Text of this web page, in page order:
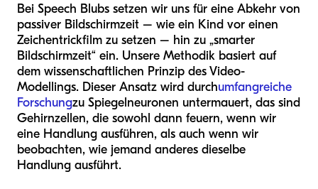
Bei Speech Blubs setzen wir uns für eine Abkehr von
passiver Bildschirmzeit – wie ein Kind vor einen
Zeichentrickfilm zu setzen – hin zu „smarter
Bildschirmzeit“ ein. Unsere Methodik basiert auf
dem wissenschaftlichen Prinzip des Video-
Modellings. Dieser Ansatz wird durchumfangreiche
Forschungzu Spiegelneuronen untermauert, das sind
Gehirnzellen, die sowohl dann feuern, wenn wir
eine Handlung ausführen, als auch wenn wir
beobachten, wie jemand anderes dieselbe
Handlung ausführt.